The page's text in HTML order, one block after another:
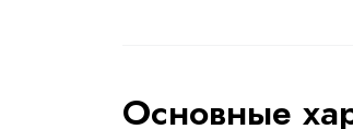
Основные